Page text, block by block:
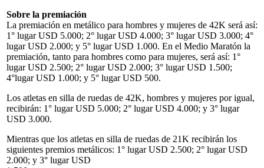
Sobre la premiación
La premiación en metálico para hombres y mujeres de 42K será así:
1° lugar USD 5.000; 2° lugar USD 4.000; 3° lugar USD 3.000; 4°
lugar USD 2.000; y 5° lugar USD 1.000. En el Medio Maratón la
premiación, tanto para hombres como para mujeres, será así: 1°
lugar USD 2.500; 2° lugar USD 2.000; 3° lugar USD 1.500;
4°lugar USD 1.000; y 5° lugar USD 500.
Los atletas en silla de ruedas de 42K, hombres y mujeres por igual,
recibirán: 1° lugar USD 5.000; 2° lugar USD 4.000; y 3° lugar
USD 3.000.
Mientras que los atletas en silla de ruedas de 21K recibirán los
siguientes premios metálicos: 1° lugar USD 2.500; 2° lugar USD
2.000; y 3° lugar USD